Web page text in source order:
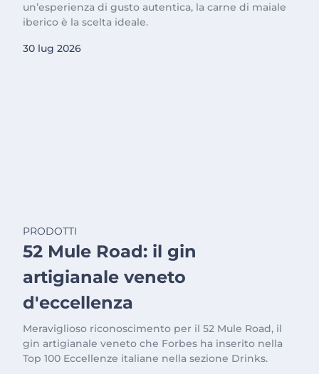
un’esperienza di gusto autentica, la carne di maiale
iberico è la scelta ideale.
30 lug 2026
PRODOTTI
52 Mule Road: il gin
artigianale veneto
d'eccellenza
Meraviglioso riconoscimento per il 52 Mule Road, il
gin artigianale veneto che Forbes ha inserito nella
Top 100 Eccellenze italiane nella sezione Drinks.